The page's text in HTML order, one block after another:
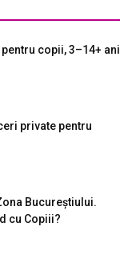
copii, 3–14+ ani
private pentru
Bucureştiului.
cu Copiii?